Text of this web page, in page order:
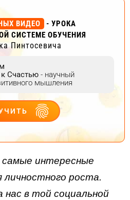
ВИДЕО
- УРОКА
СИСТЕМЕ ОБУЧЕНИЯ
Пинтосевича
Счастью - научный
мышления
самые интересные
личностного роста.
нас в той социальной